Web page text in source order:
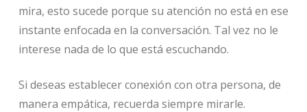
mira, esto sucede porque su atención no está en ese
instante enfocada en la conversación. Tal vez no le
interese nada de lo que está escuchando.
Si deseas establecer conexión con otra persona, de
manera empática, recuerda siempre mirarle.